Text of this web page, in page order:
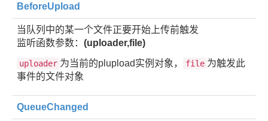
BeforeUpload
当队列中的某一个文件正要开始上传前触发
监听函数参数： (uploader,file)
uploader 为当前的plupload实例对象， file 为触发此
事件的文件对象
QueueChanged